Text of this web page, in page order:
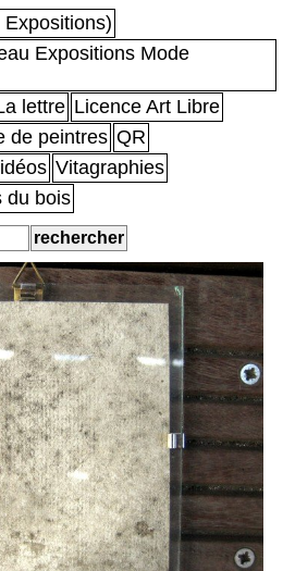
Expositions Mode
lettre Licence Art Libre
de peintres QR
Vitagraphies
du bois